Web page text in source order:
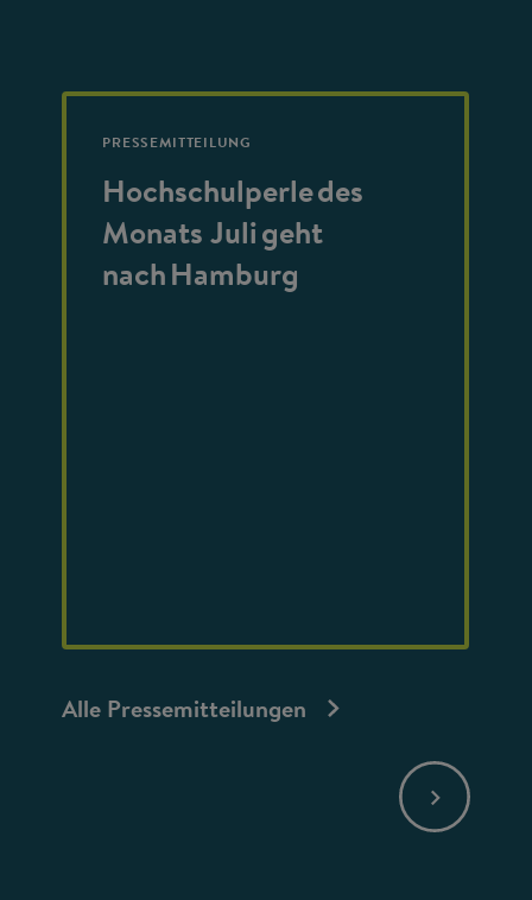
PRESSEMITTEILUNG
Hochschulperle des
Monats Juli geht
nach Hamburg
Alle Pressemitteilungen